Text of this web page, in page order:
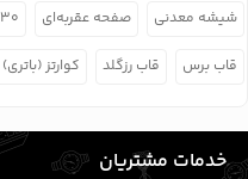
شیشه معدنی صفحه عقربه‌ای ۳۰ متر ضد آب
قاب برس قاب رزگلد کوارتز (باتری)
خدمات مشتریان